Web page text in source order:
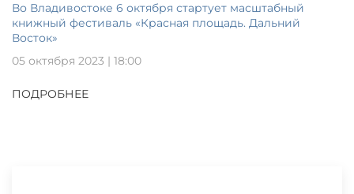
Во Владивостоке 6 октября стартует масштабный
книжный фестиваль «Красная площадь. Дальний
Восток»
05 октября 2023 | 18:00
ПОДРОБНЕЕ